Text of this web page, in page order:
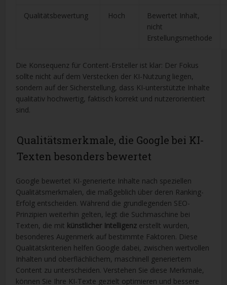
Qualitätsbewertung Hoch
Bewertet Inhalt,
nicht
Erstellungsmethode
Die Konsequenz für Content-Ersteller ist klar: Der Fokus
sollte nicht auf dem Verstecken der KI-Nutzung liegen,
sondern auf der Sicherstellung, dass KI-unterstützte Inhalte
qualitativ hochwertig, faktisch korrekt und nutzerorientiert
sind.
Qualitätsmerkmale, die Google bei KI-
Texten besonders bewertet
Google bewertet KI-generierte Inhalte nach speziellen
Qualitätsmerkmalen, die maßgeblich über deren Ranking-
Erfolg entscheiden. Während die grundlegenden SEO-
Prinzipien weiterhin gelten, legt die Suchmaschine bei
Texten, die mit künstlicher Intelligenz erstellt wurden,
besonderes Augenmerk auf bestimmte Faktoren. Diese
Qualitätskriterien helfen Google dabei, zwischen wertvollen
Inhalten und oberflächlichem, maschinell generiertem
Content zu unterscheiden. Verstehen Sie diese Merkmale,
können Sie Ihre KI-Texte gezielt optimieren und bessere